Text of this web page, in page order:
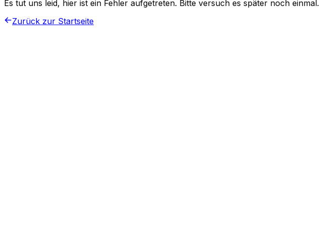
Es tut uns leid, hier ist ein Fehler aufgetreten. Bitte versuch es später noch einmal.
Zurück zur Startseite